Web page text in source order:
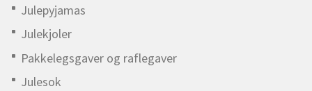
Julepyjamas
Julekjoler
Pakkelegsgaver og raflegaver
Julesok